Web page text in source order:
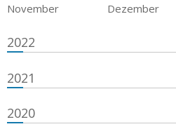
November
Dezember
2022
2021
2020